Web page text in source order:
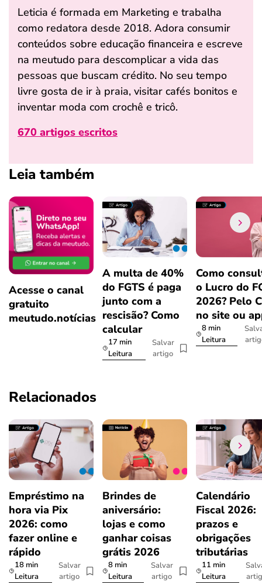
Leticia é formada em Marketing e trabalha
como redatora desde 2018. Adora consumir
conteúdos sobre educação financeira e escreve
na meutudo para descomplicar a vida das
pessoas que buscam crédito. No seu tempo
livre gosta de ir à praia, visitar cafés bonitos e
inventar moda com crochê e tricô.
670 artigos escritos
Leia também
Acesse o canal
gratuito
meutudo.notícias
A multa de 40%
do FGTS é paga
junto com a
rescisão? Como
calcular
17 min
Leitura
Salvar
artigo
Como
o Lucro do
2026? Pelo
no site ou
8 min
Leitura
Relacionados
Empréstimo na
hora via Pix
2026: como
fazer online e
rápido
18 min
Leitura
Salvar
artigo
Brindes de
aniversário:
lojas e como
ganhar coisas
grátis 2026
8 min
Leitura
Salvar
artigo
Calendário
Fiscal 2026:
prazos e
obrigações
tributárias
11 min
Leitura